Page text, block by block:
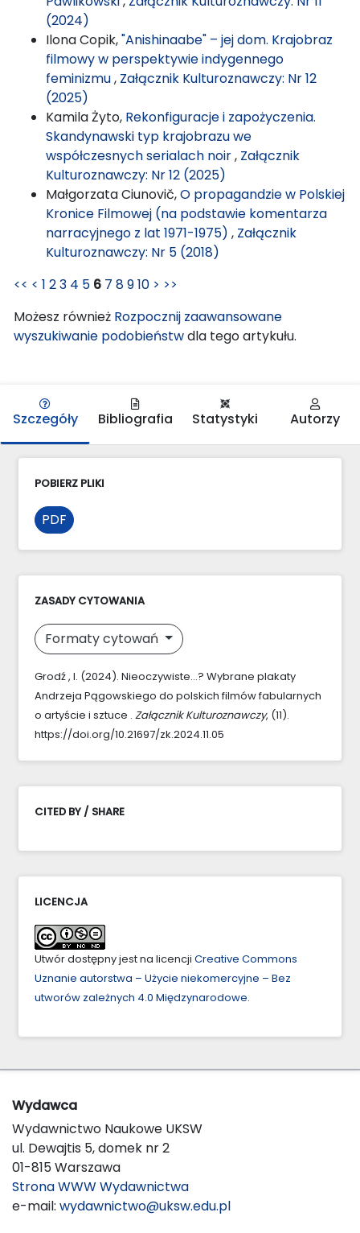
(2024)
Ilona Copik,"Anishinaabe" – jej dom. Krajobraz
filmowy w perspektywie indygennego
feminizmu, Załącznik Kulturoznawczy: Nr 12
(2025)
Kamila Żyto, Rekonfiguracje i zapożyczenia.
Skandynawski typ krajobrazu we
współczesnych serialach noir, Załącznik
Kulturoznawczy: Nr 12 (2025)
Małgorzata Ciunovič,O propagandzie w Polskiej
Kronice Filmowej (na podstawie komentarza
narracyjnego z lat 1971-1975) , Załącznik
Kulturoznawczy: Nr 5 (2018)
<< < 1 23 4 5 6 7 8910 > >>
Możesz również Rozpocznij zaawansowane
wyszukiwanie podobieństwdla tego artykułu.
Szczegóły Bibliografia Statystyki Autorzy
POBIERZ PLIKI
PDF
ZASADY CYTOWANIA
Formaty cytowań
Grodź , I. (2024). Nieoczywiste…? Wybrane plakaty
Andrzeja Pągowskiego do polskich filmów fabularnych
o artyście i sztuce . Załącznik Kulturoznawczy, (11).
https://doi.org/10.21697/zk.2024.11.05
CITED BY / SHARE
LICENCJA
Utwór dostępny jest na licencji Creative Commons
Uznanie autorstwa – Użycie niekomercyjne – Bez
utworów zależnych 4.0 Międzynarodowe.
Wydawca
Wydawnictwo Naukowe UKSW
ul. Dewajtis 5, domek nr 2
01-815 Warszawa
Strona WWW Wydawnictwa
e-mail: wydawnictwo@uksw.edu.pl